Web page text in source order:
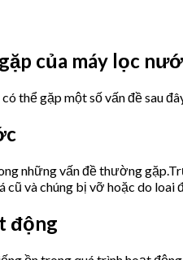
của máy lọc
thể gặp một số vấn đề sau
những vấn đề thường
và chúng bị vỡ hoặc do loai
động